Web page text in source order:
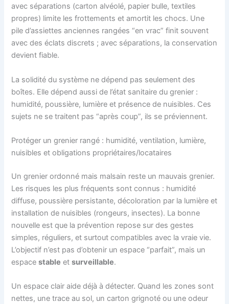
avec séparations (carton alvéolé, papier bulle, textiles
propres) limite les frottements et amortit les chocs. Une
pile d’assiettes anciennes rangées “en vrac” finit souvent
avec des éclats discrets ; avec séparations, la conservation
devient fiable.
La solidité du système ne dépend pas seulement des
boîtes. Elle dépend aussi de l’état sanitaire du grenier :
humidité, poussière, lumière et présence de nuisibles. Ces
sujets ne se traitent pas “après coup”, ils se préviennent.
Protéger un grenier rangé : humidité, ventilation, lumière,
nuisibles et obligations propriétaires/locataires
Un grenier ordonné mais malsain reste un mauvais grenier.
Les risques les plus fréquents sont connus : humidité
diffuse, poussière persistante, décoloration par la lumière et
installation de nuisibles (rongeurs, insectes). La bonne
nouvelle est que la prévention repose sur des gestes
simples, réguliers, et surtout compatibles avec la vraie vie.
L’objectif n’est pas d’obtenir un espace “parfait”, mais un
espacestable etsurveillable.
Un espace clair aide déjà à détecter. Quand les zones sont
nettes, une trace au sol, un carton grignoté ou une odeur